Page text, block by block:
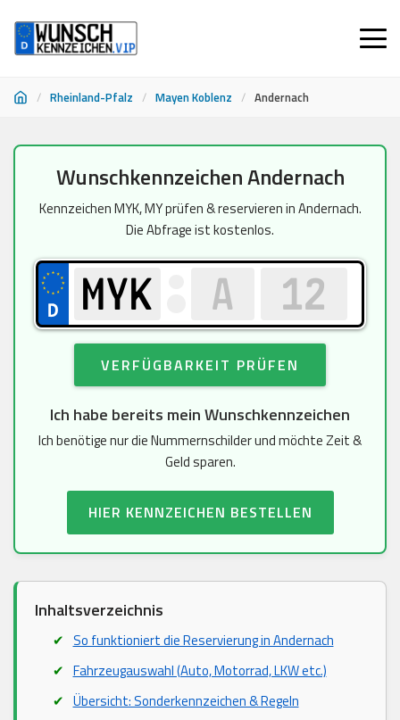
/ Rheinland-Pfalz / Mayen Koblenz / Andernach
springen
Wunschkennzeichen Andernach
Kennzeichen MYK, MY prüfen & reservieren in Andernach.
Die Abfrage ist kostenlos.
VERFÜGBARKEIT PRÜFEN
Ich habe bereits mein Wunschkennzeichen
Ich benötige nur die Nummernschilder und möchte Zeit &
Geld sparen.
HIER KENNZEICHEN BESTELLEN
Inhaltsverzeichnis
So funktioniert die Reservierung in Andernach
Fahrzeugauswahl (Auto, Motorrad, LKW etc.)
Übersicht: Sonderkennzeichen & Regeln